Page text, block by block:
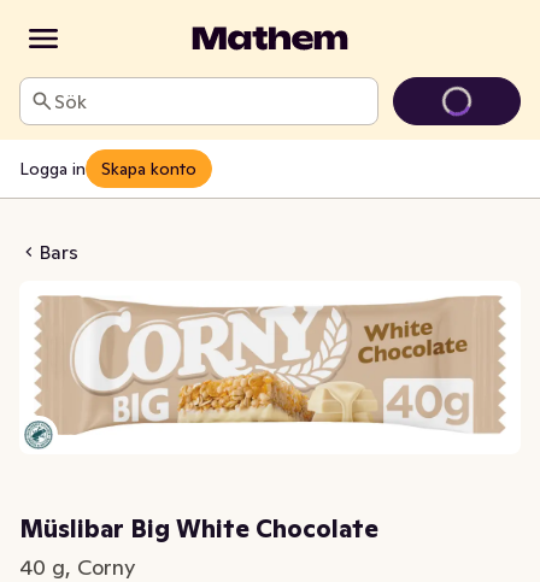
Sök
Logga in Skapa konto
Bars
White Chocolate
Müslibar Big White Chocolate
40 g, Corny